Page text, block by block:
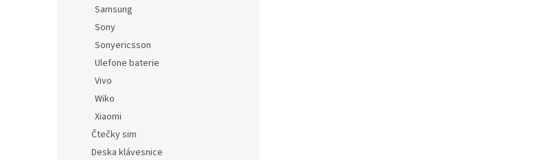
Samsung
Sony
Sonyericsson
Ulefone baterie
Vivo
Wiko
Xiaomi
Čtečky sim
Deska klávesnice